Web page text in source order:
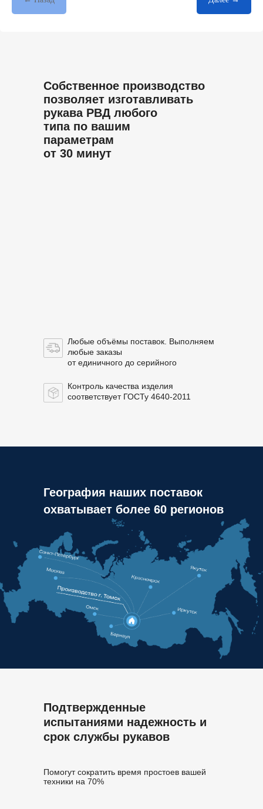
Любые объёмы поставок. Выполняем
любые заказы
от единичного до серийного
Контроль качества изделия
соответствует ГОСТу 4640-2011
Собственное производство
позволяет изготавливать
рукава РВД любого
типа по вашим
параметрам
от 30 минут
География наших поставок
охватывает более 60 регионов
Подтвержденные
испытаниями надежность и
срок службы рукавов
Помогут сократить время простоев вашей
техники на 70%